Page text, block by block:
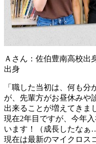
Ａさん：佐伯豊南高校
出身
「職した当初は、何も
が、先輩方がお昼休みや
出来ることが増えてきま
現在2年目ですが、今年
います！（成長したなぁ
現在は最新のマイクロス